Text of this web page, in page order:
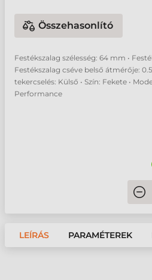
Összehasonlító
Festékszalag szélesség: 64 mm •
Festékszalag cséve belső átmérője:
tekercselés: Külső • Szín: Fekete •
Performance
LEÍRÁS PARAMÉTEREK